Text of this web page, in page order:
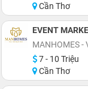
Cần Thơ
EVENT
MANHOMES -
7 - 10 Triệu
Cần Thơ